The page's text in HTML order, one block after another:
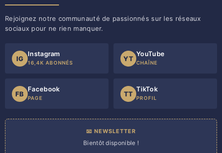
Rejoignez notre communauté de passionnés sur les réseaux
sociaux pour ne rien manquer.
IG
Instagram
16,4K ABONNÉS
YT
YouTube
CHAÎNE
FB
Facebook
PAGE
TT
TikTok
PROFIL
📧 NEWSLETTER
Bientôt disponible !